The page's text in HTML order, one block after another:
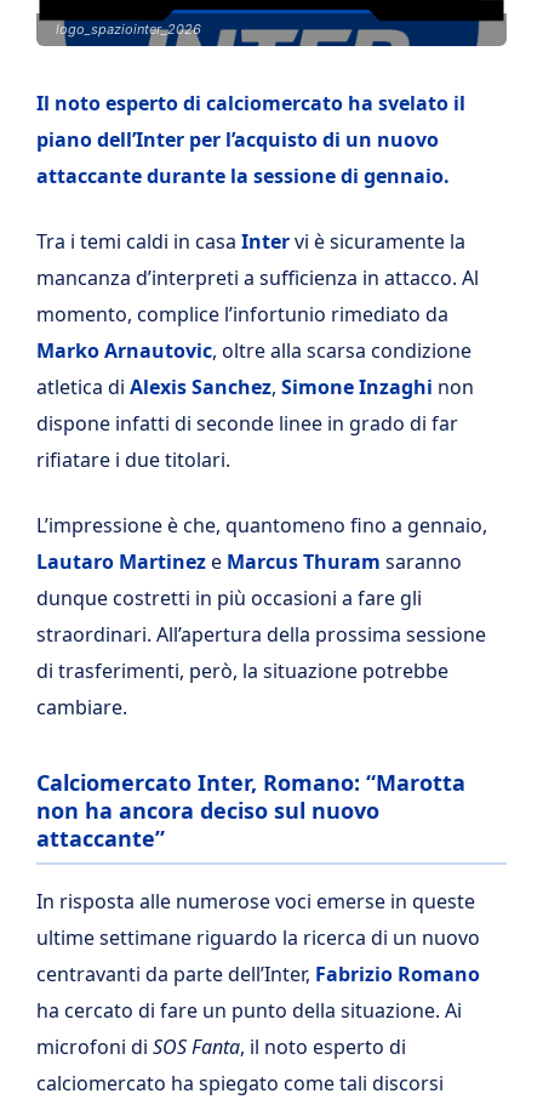
logo_spaziointer_2026
Il noto esperto di calciomercato ha svelato il
piano dell’Inter per l’acquisto di un nuovo
attaccante durante la sessione di gennaio.
Tra i temi caldi in casa Intervi è sicuramente la
mancanza d’interpreti a sufficienza in attacco. Al
momento, complice l’infortunio rimediato da
Marko Arnautovic, oltre alla scarsa condizione
atletica di Alexis Sanchez, Simone Inzaghi non
dispone infatti di seconde linee in grado di far
rifiatare i due titolari.
L’impressione è che, quantomeno fino a gennaio,
Lautaro Martineze Marcus Thuram saranno
dunque costretti in più occasioni a fare gli
straordinari. All’apertura della prossima sessione
di trasferimenti, però, la situazione potrebbe
cambiare.
Calciomercato Inter, Romano: “Marotta
non ha ancora deciso sul nuovo
attaccante”
In risposta alle numerose voci emerse in queste
ultime settimane riguardo la ricerca di un nuovo
centravanti da parte dell’Inter, Fabrizio Romano
ha cercato di fare un punto della situazione. Ai
microfoni di SOS Fanta, il noto esperto di
calciomercato ha spiegato come tali discorsi